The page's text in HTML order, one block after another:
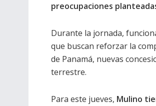
preocupaciones
Durante la jornada,
que buscan reforzar la
de Panamá, nuevas
terrestre.
Para este jueves, Mulino